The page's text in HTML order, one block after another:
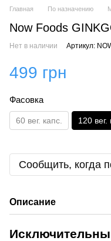
Главная По назначению
Now Foods
Нет в наличии Артикул:
499 грн
Фасовка
60 вег. капс. 120 вег.
Сообщить, когда
Описание